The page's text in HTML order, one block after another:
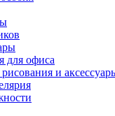
для офиса
и